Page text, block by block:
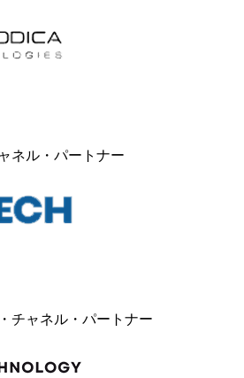
ネル・パートナー
チャネル・パートナー